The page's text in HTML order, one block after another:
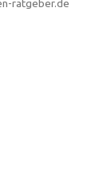
ratgeber.de